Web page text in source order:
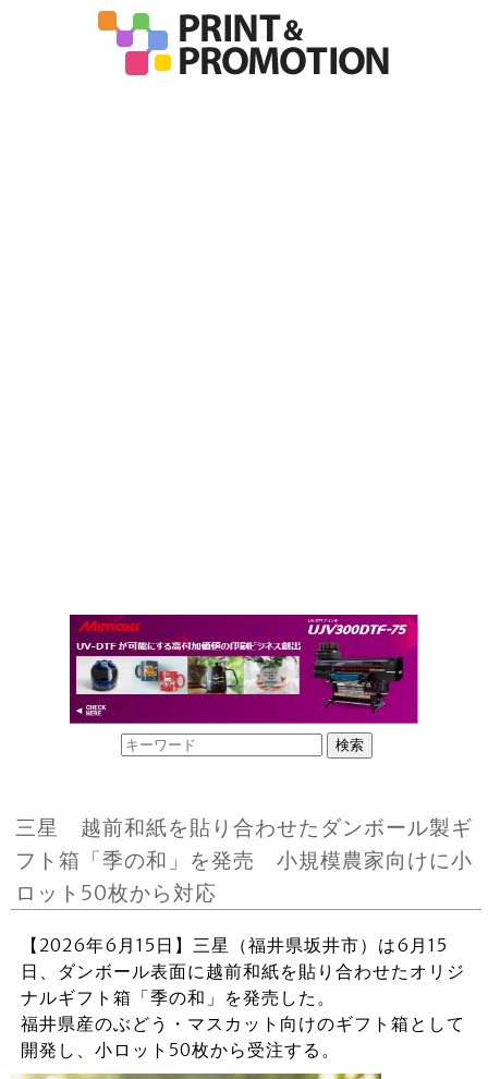
三星 越前和紙を貼り合わせたダンボール製ギ
フト箱「季の和」を発売 小規模農家向けに小
ロット50枚から対応
【2026年6月15日】三星（福井県坂井市）は6月15
日、ダンボール表面に越前和紙を貼り合わせたオリジ
ナルギフト箱「季の和」を発売した。
福井県産のぶどう・マスカット向けのギフト箱として
開発し、小ロット50枚から受注する。